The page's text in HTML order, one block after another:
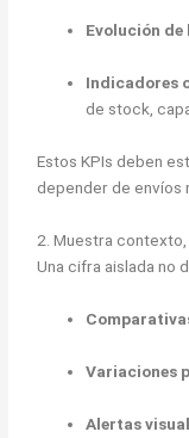
Evolución
Indicadores
de stock,
Estos KPIs deben
depender de envíos
2. Muestra
Una cifra aislada no
Variaciones
Alertas